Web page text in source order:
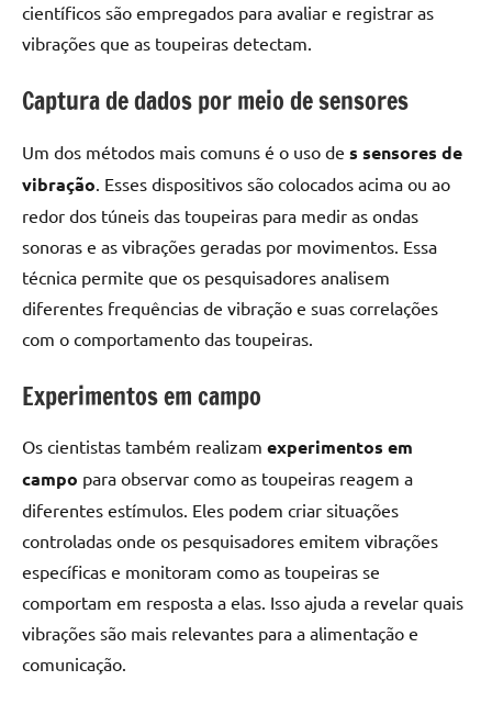
científicos são empregados para avaliar e registrar as
vibrações que as toupeiras detectam.
Captura de dados por meio de sensores
Um dos métodos mais comuns é o uso de s sensores de
vibração . Esses dispositivos são colocados acima ou ao
redor dos túneis das toupeiras para medir as ondas
sonoras e as vibrações geradas por movimentos. Essa
técnica permite que os pesquisadores analisem
diferentes frequências de vibração e suas correlações
com o comportamento das toupeiras.
Experimentos em campo
Os cientistas também realizam experimentos em
campo para observar como as toupeiras reagem a
diferentes estímulos. Eles podem criar situações
controladas onde os pesquisadores emitem vibrações
específicas e monitoram como as toupeiras se
comportam em resposta a elas. Isso ajuda a revelar quais
vibrações são mais relevantes para a alimentação e
comunicação.